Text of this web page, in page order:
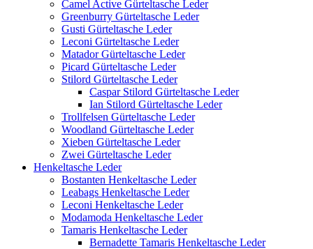
Camel Active Gürteltasche Leder
Greenburry Gürteltasche Leder
Gusti Gürteltasche Leder
Leconi Gürteltasche Leder
Matador Gürteltasche Leder
Picard Gürteltasche Leder
Stilord Gürteltasche Leder
Caspar Stilord Gürteltasche Leder
Ian Stilord Gürteltasche Leder
Trollfelsen Gürteltasche Leder
Woodland Gürteltasche Leder
Xieben Gürteltasche Leder
Zwei Gürteltasche Leder
Henkeltasche Leder
Bostanten Henkeltasche Leder
Leabags Henkeltasche Leder
Leconi Henkeltasche Leder
Modamoda Henkeltasche Leder
Tamaris Henkeltasche Leder
Bernadette Tamaris Henkeltasche Leder